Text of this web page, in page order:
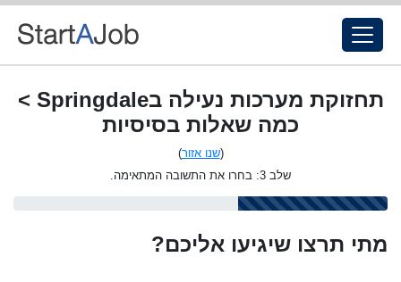
תחזוקת מערכות נעילה בSpringdale >
כמה שאלות בסיסיות
(שנו אזור)
שלב 3: בחרו את התשובה המתאימה.
מתי תרצו שיגיעו אליכם?